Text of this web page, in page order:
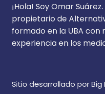
¡Hola! Soy Omar
propietario de
formado en la UBA con
experiencia en los
Sitio desarrollado por Big